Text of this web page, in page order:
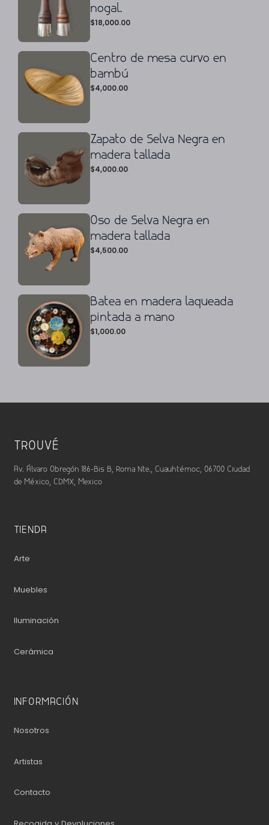
nogal.
$18,000.00
Centro de mesa curvo en
bambú
$4,000.00
Zapato de Selva Negra en
madera tallada
$4,000.00
Oso de Selva Negra en
madera tallada
$4,500.00
Batea en madera laqueada
pintada a mano
$1,000.00
TROUVÉ
Av. Álvaro Obregón 186-Bis B, Roma Nte., Cuauhtémoc, 06700 Ciudad
de México, CDMX, Mexico
TIENDA
Arte
Muebles
Iluminación
Cerámica
INFORMACIÓN
Nosotros
Artistas
Contacto